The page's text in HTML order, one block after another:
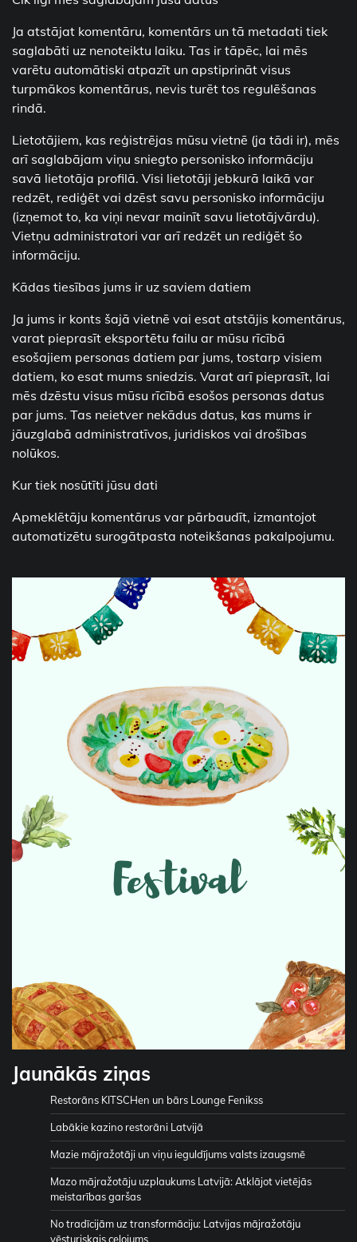
Ja atstājat komentāru, komentārs un tā metadati tiek
saglabāti uz nenoteiktu laiku. Tas ir tāpēc, lai mēs
varētu automātiski atpazīt un apstiprināt visus
turpmākos komentārus, nevis turēt tos regulēšanas
rindā.
Lietotājiem, kas reģistrējas mūsu vietnē (ja tādi ir), mēs
arī saglabājam viņu sniegto personisko informāciju
savā lietotāja profilā. Visi lietotāji jebkurā laikā var
redzēt, rediģēt vai dzēst savu personisko informāciju
(izņemot to, ka viņi nevar mainīt savu lietotājvārdu).
Vietņu administratori var arī redzēt un rediģēt šo
informāciju.
Kādas tiesības jums ir uz saviem datiem
Ja jums ir konts šajā vietnē vai esat atstājis komentārus,
varat pieprasīt eksportētu failu ar mūsu rīcībā
esošajiem personas datiem par jums, tostarp visiem
datiem, ko esat mums sniedzis. Varat arī pieprasīt, lai
mēs dzēstu visus mūsu rīcībā esošos personas datus
par jums. Tas neietver nekādus datus, kas mums ir
jāuzglabā administratīvos, juridiskos vai drošības
nolūkos.
Kur tiek nosūtīti jūsu dati
Apmeklētāju komentārus var pārbaudīt, izmantojot
automatizētu surogātpasta noteikšanas pakalpojumu.
Jaunākās ziņas
Restorāns KITSCHen un bārs Lounge Fenikss
Labākie kazino restorāni Latvijā
Mazie mājražotāji un viņu ieguldījums valsts izaugsmē
Mazo mājražotāju uzplaukums Latvijā: Atklājot vietējās
meistarības garšas
No tradīcijām uz transformāciju: Latvijas mājražotāju
vēsturiskais ceļojums